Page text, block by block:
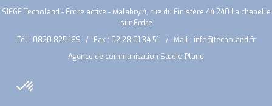
SIEGE Tecnoland - Erdre active - Malabry 4, rue du Finistère 44 240 La chapelle
sur Erdre
Tél : 0820 825 169 Fax : 02 28 01 34 51 Mail : info@tecnoland.fr
Agence de communication Studio Plune